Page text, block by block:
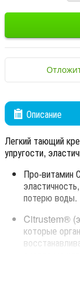
Описание
Легкий тающий
упругости,
Про-витамин
потерю воды.
Citrustem®
которые